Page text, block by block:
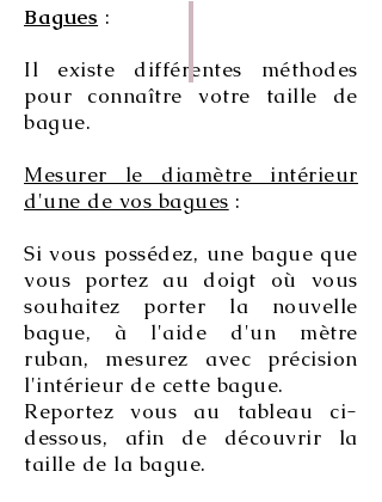
Bagues :
Il existe différentes méthodes
pour connaître votre taille de
bague.
Mesurer le diamètre intérieur
d'une de vos bagues :
Si vous possédez, une bague que
vous portez au doigt où vous
souhaitez porter la nouvelle
bague, à l'aide d'un mètre
ruban, mesurez avec précision
l'intérieur de cette bague.
Reportez vous au tableau ci-
dessous, afin de découvrir la
taille de la bague.